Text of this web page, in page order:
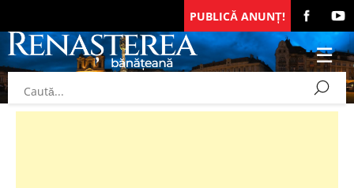
PUBLICĂ ANUNȚ!